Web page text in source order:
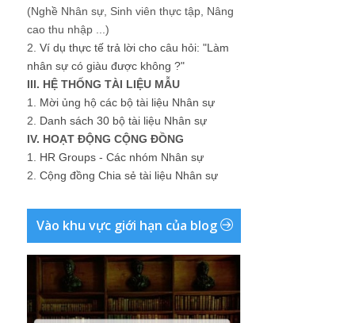
(Nghề Nhân sự, Sinh viên thực tập, Nâng
cao thu nhập ...)
2. Ví dụ thực tế trả lời cho câu hỏi: "Làm
nhân sự có giàu được không ?"
III. HỆ THỐNG TÀI LIỆU MẪU
1. Mời ủng hộ các bộ tài liệu Nhân sự
2. Danh sách 30 bộ tài liệu Nhân sự
IV. HOẠT ĐỘNG CỘNG ĐỒNG
1. HR Groups - Các nhóm Nhân sự
2. Cộng đồng Chia sẻ tài liệu Nhân sự
Vào khu vực giới hạn của blog